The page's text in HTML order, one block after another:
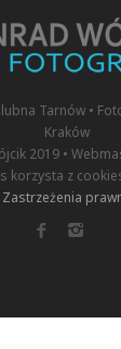
Tarnów •
Kraków
2019 •
korzysta z
Zastrzeżenia